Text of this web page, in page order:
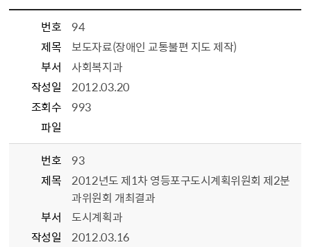
번호
94
제목
보도자료(장애인 교통불편 지도 제작)
부서
사회복지과
작성일
2012.03.20
조회수
993
파일
번호
93
제목
2012년도 제1차 영등포구도시계획위원회 제2분
과위원회 개최결과
부서
도시계획과
작성일
2012.03.16